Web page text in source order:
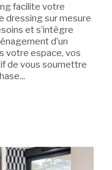
facilite votre
dressing sur mesure
et s’intègre
d’un
votre espace, vos
de vous soumettre